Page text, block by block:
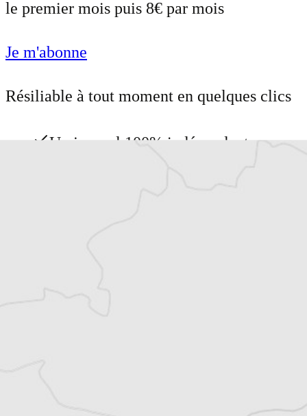
le premier mois puis 8€ par mois
Je m'abonne
Résiliable à tout moment en quelques clics
Un journal 100% indépendant